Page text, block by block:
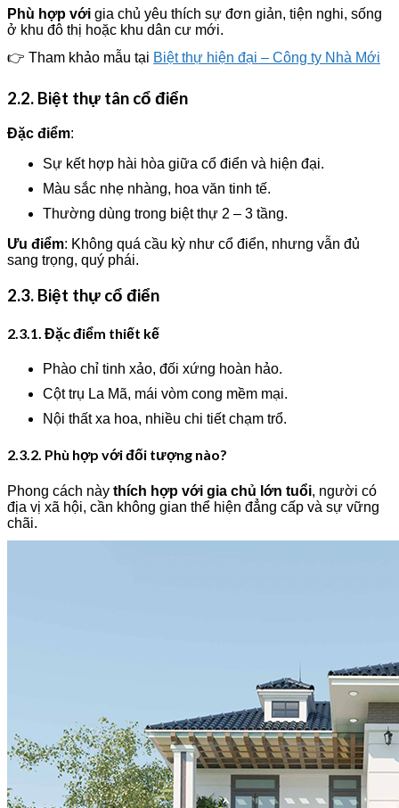
Phù hợp với gia chủ yêu thích sự đơn giản, tiện nghi, sống
ở khu đô thị hoặc khu dân cư mới.
👉 Tham khảo mẫu tại Biệt thự hiện đại – Công ty Nhà Mới
2.2. Biệt thự tân cổ điển
Đặc điểm:
Sự kết hợp hài hòa giữa cổ điển và hiện đại.
Màu sắc nhẹ nhàng, hoa văn tinh tế.
Thường dùng trong biệt thự 2 – 3 tầng.
Ưu điểm: Không quá cầu kỳ như cổ điển, nhưng vẫn đủ
sang trọng, quý phái.
2.3. Biệt thự cổ điển
2.3.1. Đặc điểm thiết kế
Phào chỉ tinh xảo, đối xứng hoàn hảo.
Cột trụ La Mã, mái vòm cong mềm mại.
Nội thất xa hoa, nhiều chi tiết chạm trổ.
2.3.2. Phù hợp với đối tượng nào?
Phong cách này thích hợp với gia chủ lớn tuổi, người có
địa vị xã hội, cần không gian thể hiện đẳng cấp và sự vững
chãi.